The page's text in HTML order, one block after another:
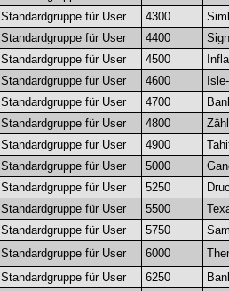
Standardgruppe für User
4300
Standardgruppe für User
4400
Standardgruppe für User
4500
Standardgruppe für User
4600
Standardgruppe für User
4700
Standardgruppe für User
4800
Standardgruppe für User
4900
Standardgruppe für User
5000
Standardgruppe für User
5250
Standardgruppe für User
5500
Standardgruppe für User
5750
Standardgruppe für User
6000
Standardgruppe für User
6250